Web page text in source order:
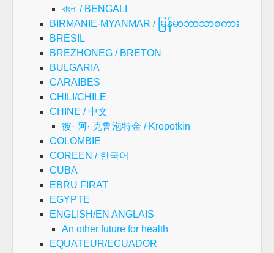
বাংলা / BENGALI
BIRMANIE-MYANMAR / မြန်မာဘာသာစကား
BRESIL
BREZHONEG / BRETON
BULGARIA
CARAIBES
CHILI/CHILE
CHINE / 中文
彼· 阿· 克鲁泡特金 / Kropotkin
COLOMBIE
COREEN / 한국어
CUBA
EBRU FIRAT
EGYPTE
ENGLISH/EN ANGLAIS
An other future for health
EQUATEUR/ECUADOR